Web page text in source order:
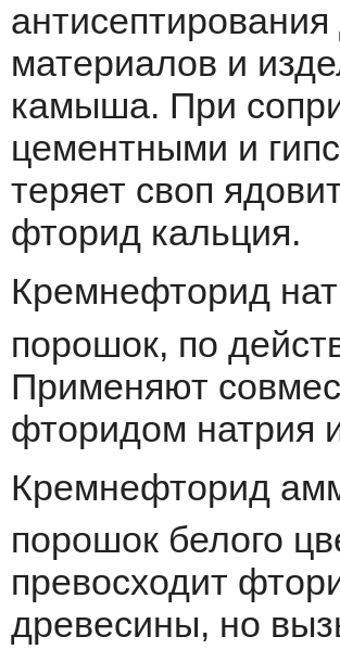
материалов и
камыша. При
цементными и
теряет своп
фторид кальция.
Кремнефторид
порошок, по
Применяют
фторидом натрия
Кремнефторид
порошок белого
превосходит
древесины, но